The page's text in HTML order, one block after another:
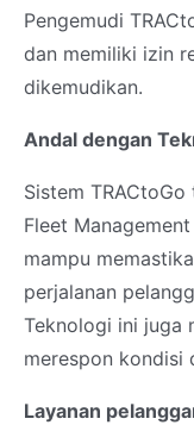
Pengemudi
dan memiliki izin
dikemudikan.
Andal dengan
Sistem
Fleet
mampu
perjalanan
Teknologi ini juga
merespon kondisi
Layanan